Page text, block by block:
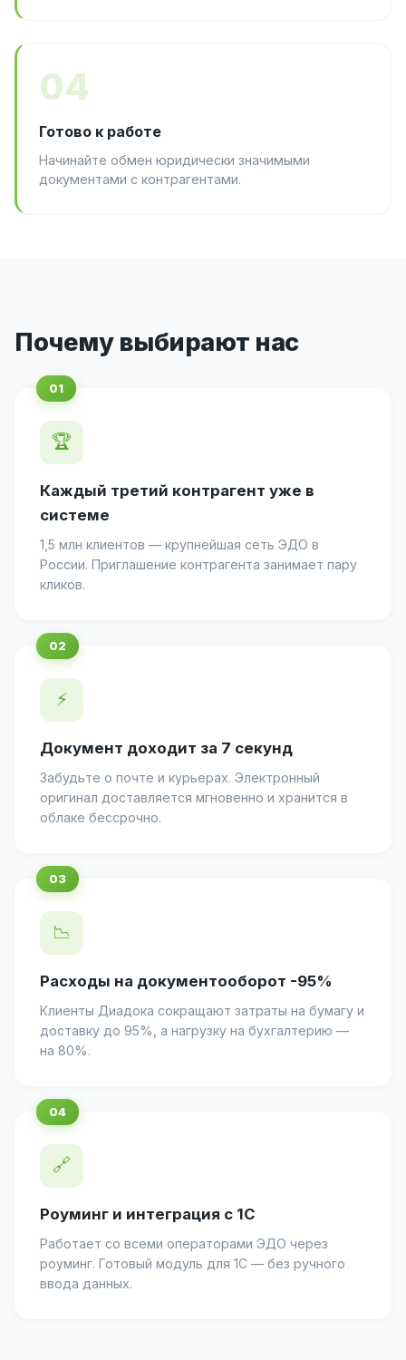
04
Готово к работе
Начинайте обмен юридически значимыми
документами с контрагентами.
Почему выбирают нас
🏆
Каждый третий контрагент уже в
системе
1,5 млн клиентов — крупнейшая сеть ЭДО в
России. Приглашение контрагента занимает пару
кликов.
⚡
Документ доходит за 7 секунд
Забудьте о почте и курьерах. Электронный
оригинал доставляется мгновенно и хранится в
облаке бессрочно.
📉
Расходы на документооборот -95%
Клиенты Диадока сокращают затраты на бумагу и
доставку до 95%, а нагрузку на бухгалтерию —
на 80%.
🔗
Роуминг и интеграция с 1С
Работает со всеми операторами ЭДО через
роуминг. Готовый модуль для 1С — без ручного
ввода данных.